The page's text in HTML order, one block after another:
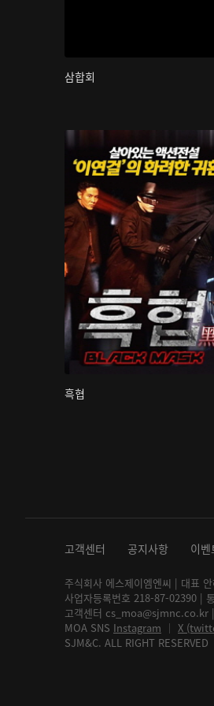
삼합회
흑협
고객센터 공지사항 이벤
주식회사 에스제이엠엔씨 | 대표
사업자등록번호 218-87-02390 |
고객센터 cs_moa@sjmnc.co.kr
MOA SNS Instagram │ X
SJM&C. ALL RIGHT RESERVED